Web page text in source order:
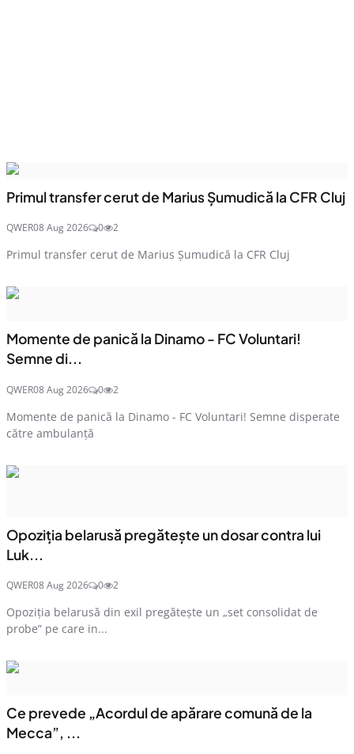
Primul transfer cerut de Marius Șumudică la CFR Cluj
QWER08 Aug 2026 0 2
Primul transfer cerut de Marius Șumudică la CFR Cluj
Momente de panică la Dinamo - FC Voluntari!
Semne di...
QWER08 Aug 2026 0 2
Momente de panică la Dinamo - FC Voluntari! Semne disperate
către ambulanță
Opoziția belarusă pregătește un dosar contra lui
Luk...
QWER08 Aug 2026 0 2
Opoziția belarusă din exil pregătește un „set consolidat de
probe” pe care in...
Ce prevede „Acordul de apărare comună de la
Mecca”, ...